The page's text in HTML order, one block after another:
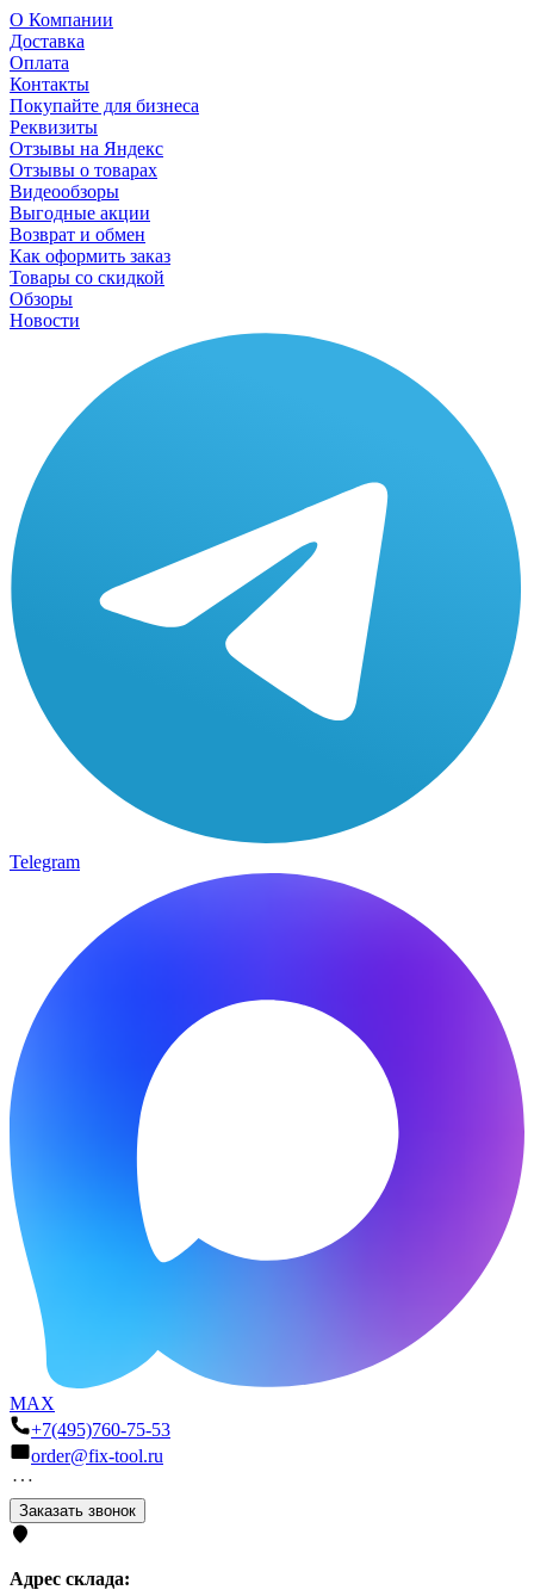
О Компании
Доставка
Оплата
Контакты
Покупайте для бизнеса
Реквизиты
Отзывы на Яндекс
Отзывы о товарах
Видеообзоры
Выгодные акции
Возврат и обмен
Как оформить заказ
Товары со скидкой
Обзоры
Новости
Telegram
MAX
+7(495)760-75-53
order@fix-tool.ru
Заказать звонок
Адрес склада: